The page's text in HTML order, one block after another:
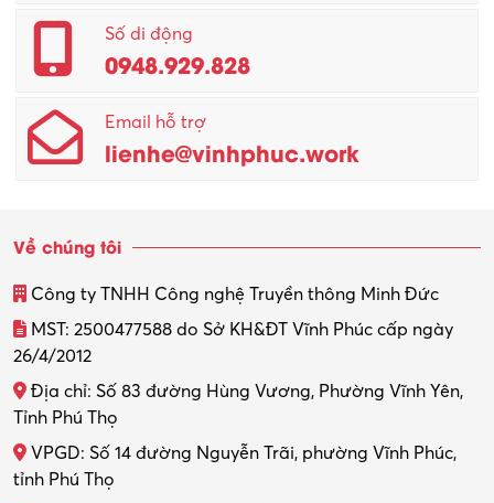
Quản lý – Giám đốc
Quản lý chất lượng – QC
Quản lý sản xuất
Quản trị kinh doanh
Thiết kế nội thất
Thợ máy – Ô tô – Xe máy
Thực tập
Số di động
0948.929.828
Email hỗ trợ
lienhe@vinhphuc.work
Về chúng tôi
Công ty TNHH Công nghệ Truyền thông Minh Đức
MST: 2500477588 do Sở KH&ĐT Vĩnh Phúc cấp ngày
26/4/2012
Địa chỉ: Số 83 đường Hùng Vương, Phường Vĩnh Yên,
Tỉnh Phú Thọ
VPGD: Số 14 đường Nguyễn Trãi, phường Vĩnh Phúc,
tỉnh Phú Thọ